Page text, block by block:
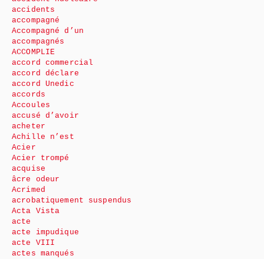
accidents
accompagné
Accompagné d’un
accompagnés
ACCOMPLIE
accord commercial
accord déclare
accord Unedic
accords
Accoules
accusé d’avoir
acheter
Achille n’est
Acier
Acier trompé
acquise
âcre odeur
Acrimed
acrobatiquement suspendus
Acta Vista
acte
acte impudique
acte VIII
actes manqués